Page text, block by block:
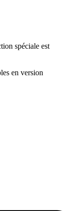
spéciale est
en version